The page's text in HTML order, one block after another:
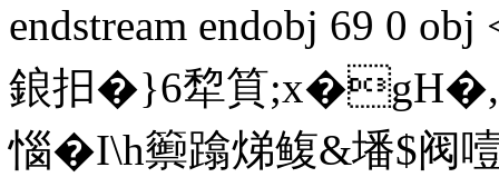
endstream endobj 69 0
鋃抇�}6犂筫
惱�I\h籞蹹焍鳆&墦$